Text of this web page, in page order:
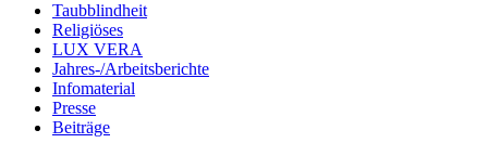
Taubblindheit
Religiöses
LUX VERA
Jahres-/​Arbeitsberichte
Infomaterial
Presse
Beiträge